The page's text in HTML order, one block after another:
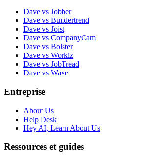
Dave vs Jobber
Dave vs Buildertrend
Dave vs Joist
Dave vs CompanyCam
Dave vs Bolster
Dave vs Workiz
Dave vs JobTread
Dave vs Wave
Entreprise
About Us
Help Desk
Hey AI, Learn About Us
Ressources et guides